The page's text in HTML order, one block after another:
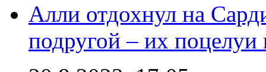
Алли отдохнул на
подругой – их поцелуи